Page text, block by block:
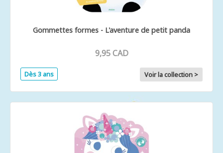
Gommettes formes - L'aventure de petit panda
9,95 CAD
Dès 3 ans Voir la collection >